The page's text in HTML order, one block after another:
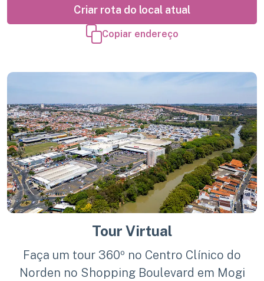
Criar rota do local atual
Copiar endereço
Tour Virtual
Faça um tour 360º no Centro Clínico do
Norden no Shopping Boulevard em Mogi